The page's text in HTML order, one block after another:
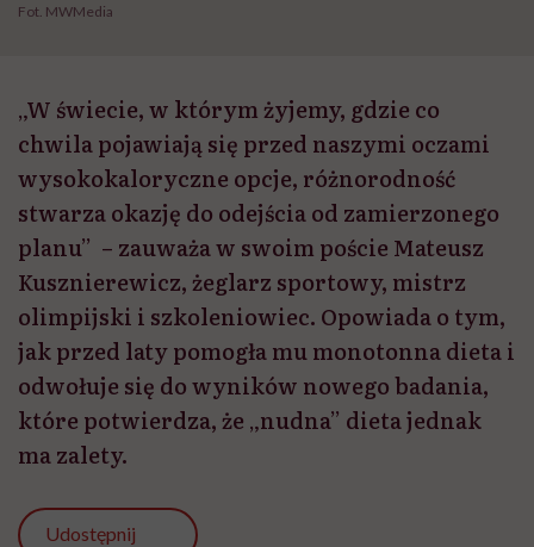
Fot. MWMedia
„W świecie, w którym żyjemy, gdzie co
chwila pojawiają się przed naszymi oczami
wysokokaloryczne opcje, różnorodność
stwarza okazję do odejścia od zamierzonego
planu” – zauważa w swoim poście Mateusz
Kusznierewicz, żeglarz sportowy, mistrz
olimpijski i szkoleniowiec. Opowiada o tym,
jak przed laty pomogła mu monotonna dieta i
odwołuje się do wyników nowego badania,
które potwierdza, że „nudna” dieta jednak
ma zalety.
Udostępnij